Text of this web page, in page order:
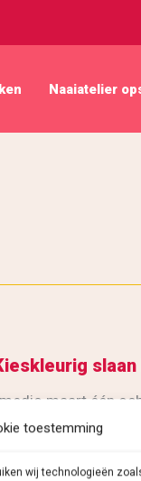
toestemming
wij technologieën
Naaiatelier
slaan
maart één
hebben
de